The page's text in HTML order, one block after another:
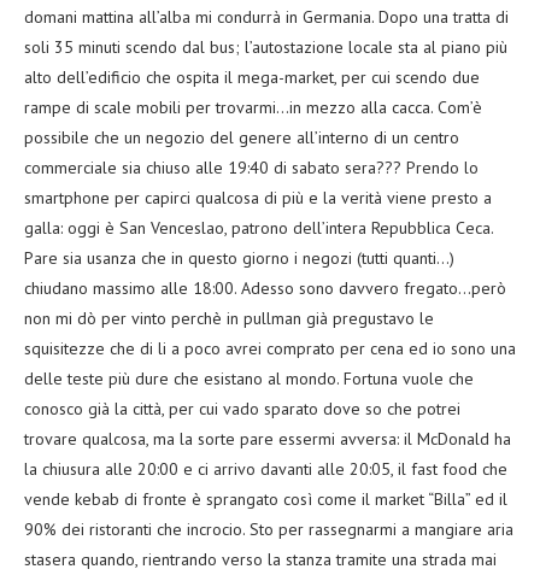
domani mattina all’alba mi condurrà in Germania. Dopo una tratta di
soli 35 minuti scendo dal bus; l’autostazione locale sta al piano più
alto dell’edificio che ospita il mega-market, per cui scendo due
rampe di scale mobili per trovarmi…in mezzo alla cacca. Com’è
possibile che un negozio del genere all’interno di un centro
commerciale sia chiuso alle 19:40 di sabato sera??? Prendo lo
smartphone per capirci qualcosa di più e la verità viene presto a
galla: oggi è San Venceslao, patrono dell’intera Repubblica Ceca.
Pare sia usanza che in questo giorno i negozi (tutti quanti…)
chiudano massimo alle 18:00. Adesso sono davvero fregato…però
non mi dò per vinto perchè in pullman già pregustavo le
squisitezze che di li a poco avrei comprato per cena ed io sono una
delle teste più dure che esistano al mondo. Fortuna vuole che
conosco già la città, per cui vado sparato dove so che potrei
trovare qualcosa, ma la sorte pare essermi avversa: il McDonald ha
la chiusura alle 20:00 e ci arrivo davanti alle 20:05, il fast food che
vende kebab di fronte è sprangato così come il market “Billa” ed il
90% dei ristoranti che incrocio. Sto per rassegnarmi a mangiare aria
stasera quando, rientrando verso la stanza tramite una strada mai